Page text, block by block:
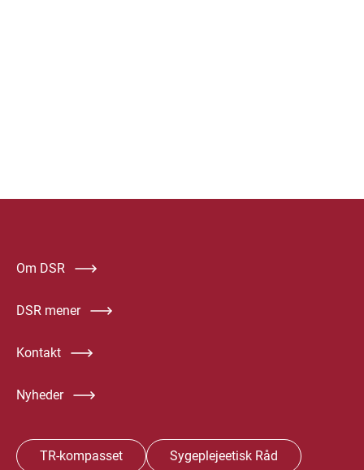
Om DSR
DSR mener
Kontakt
Nyheder
TR-kompasset Sygeplejeetisk Råd